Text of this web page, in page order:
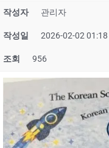
작성자 관리자
작성일 2026-02-02 01:18
조회 956